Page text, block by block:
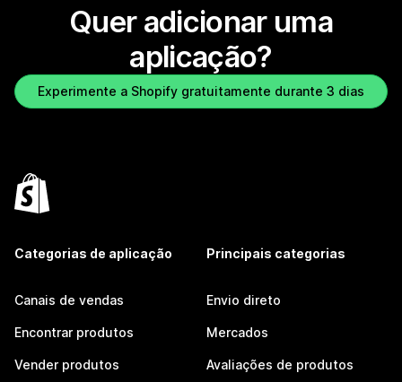
Quer adicionar uma
aplicação?
Experimente a Shopify gratuitamente durante 3 dias
Categorias de aplicação
Canais de vendas
Encontrar produtos
Vender produtos
Principais categorias
Envio direto
Mercados
Avaliações de produtos